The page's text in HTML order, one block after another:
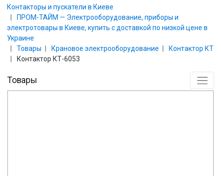
Контакторы и пускатели в Киеве
ПРОМ-ТАЙМ — Электрооборудование, приборы и
электротовары в Киеве, купить с доставкой по низкой цене в
Украине
Товары
Крановое электрооборудование
Контактор КТ
Контактор КТ-6053
Товары